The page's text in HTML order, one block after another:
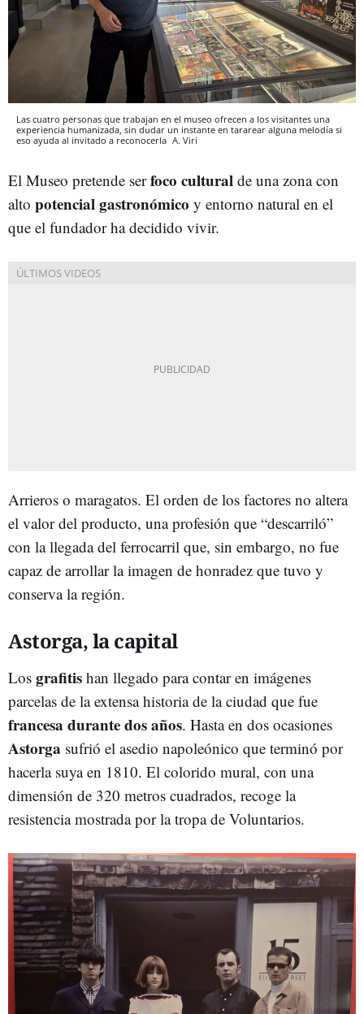
Las cuatro personas que trabajan en el museo ofrecen a los visitantes una
experiencia humanizada, sin dudar un instante en tararear alguna melodía si
eso ayuda al invitado a reconocerla A. Viri
El Museo pretende serfoco cultural de una zona con
alto potencial gastronómico y entorno natural en el
que el fundador ha decidido vivir.
Arrieros o maragatos. El orden de los factores no altera
el valor del producto, una profesión que “descarriló”
con la llegada del ferrocarril que, sin embargo, no fue
capaz de arrollar la imagen de honradez que tuvo y
conserva la región.
Astorga, la capital
Los grafitis han llegado para contar en imágenes
parcelas de la extensa historia de la ciudad que fue
francesa durante dos años. Hasta en dos ocasiones
Astorga sufrió el asedio napoleónico que terminó por
hacerla suya en 1810. El colorido mural, con una
dimensión de 320 metros cuadrados, recoge la
resistencia mostrada por la tropa de Voluntarios.